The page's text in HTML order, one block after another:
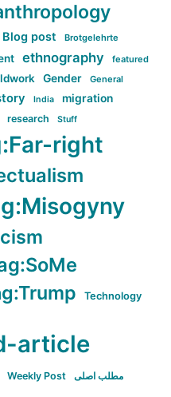
Blog post Brotgelehrte
ethnography featured
Gender General
India migration
research Stuff
right
Technology
article
Weekly Post مطلب اصلی